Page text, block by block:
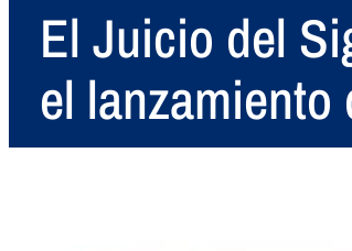
El Juicio del
el